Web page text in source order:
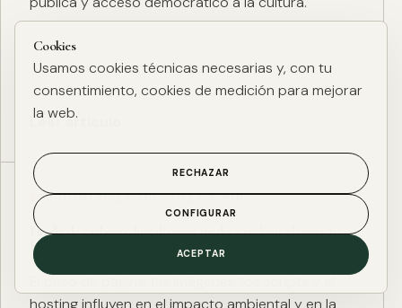
Leer artículo
ESG DIGITAL·27 ENE. 2025·4 MIN
Huella de carbono digital: cómo medir y reducir el impacto
ESG de una web
El peso de página, las imágenes, los scripts y el
hosting influyen en el impacto ambiental y en la
Cookies
Usamos cookies técnicas necesarias y, con tu
consentimiento, cookies de medición para mejorar
la web.
RECHAZAR
CONFIGURAR
ACEPTAR